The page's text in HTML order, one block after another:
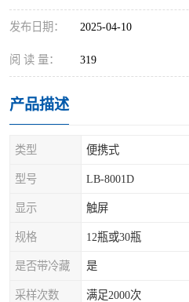
发布日期： 2025-04-10
阅 读 量： 319
产品描述
类型 便携式
型号 LB-8001D
显示 触屏
规格 12瓶或30瓶
是否带冷藏 是
采样次数 满足2000次